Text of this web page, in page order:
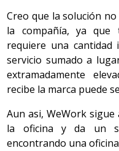
Creo que la solución
la compañía, ya
requiere una cantidad
servicio sumado a
extramadamente
recibe la marca puede
Aun asi, WeWork
la oficina y da un
encontrando una